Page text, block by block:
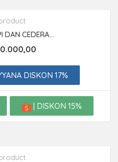
DAN CEDERA...
DISKON 17%
| DISKON 15%